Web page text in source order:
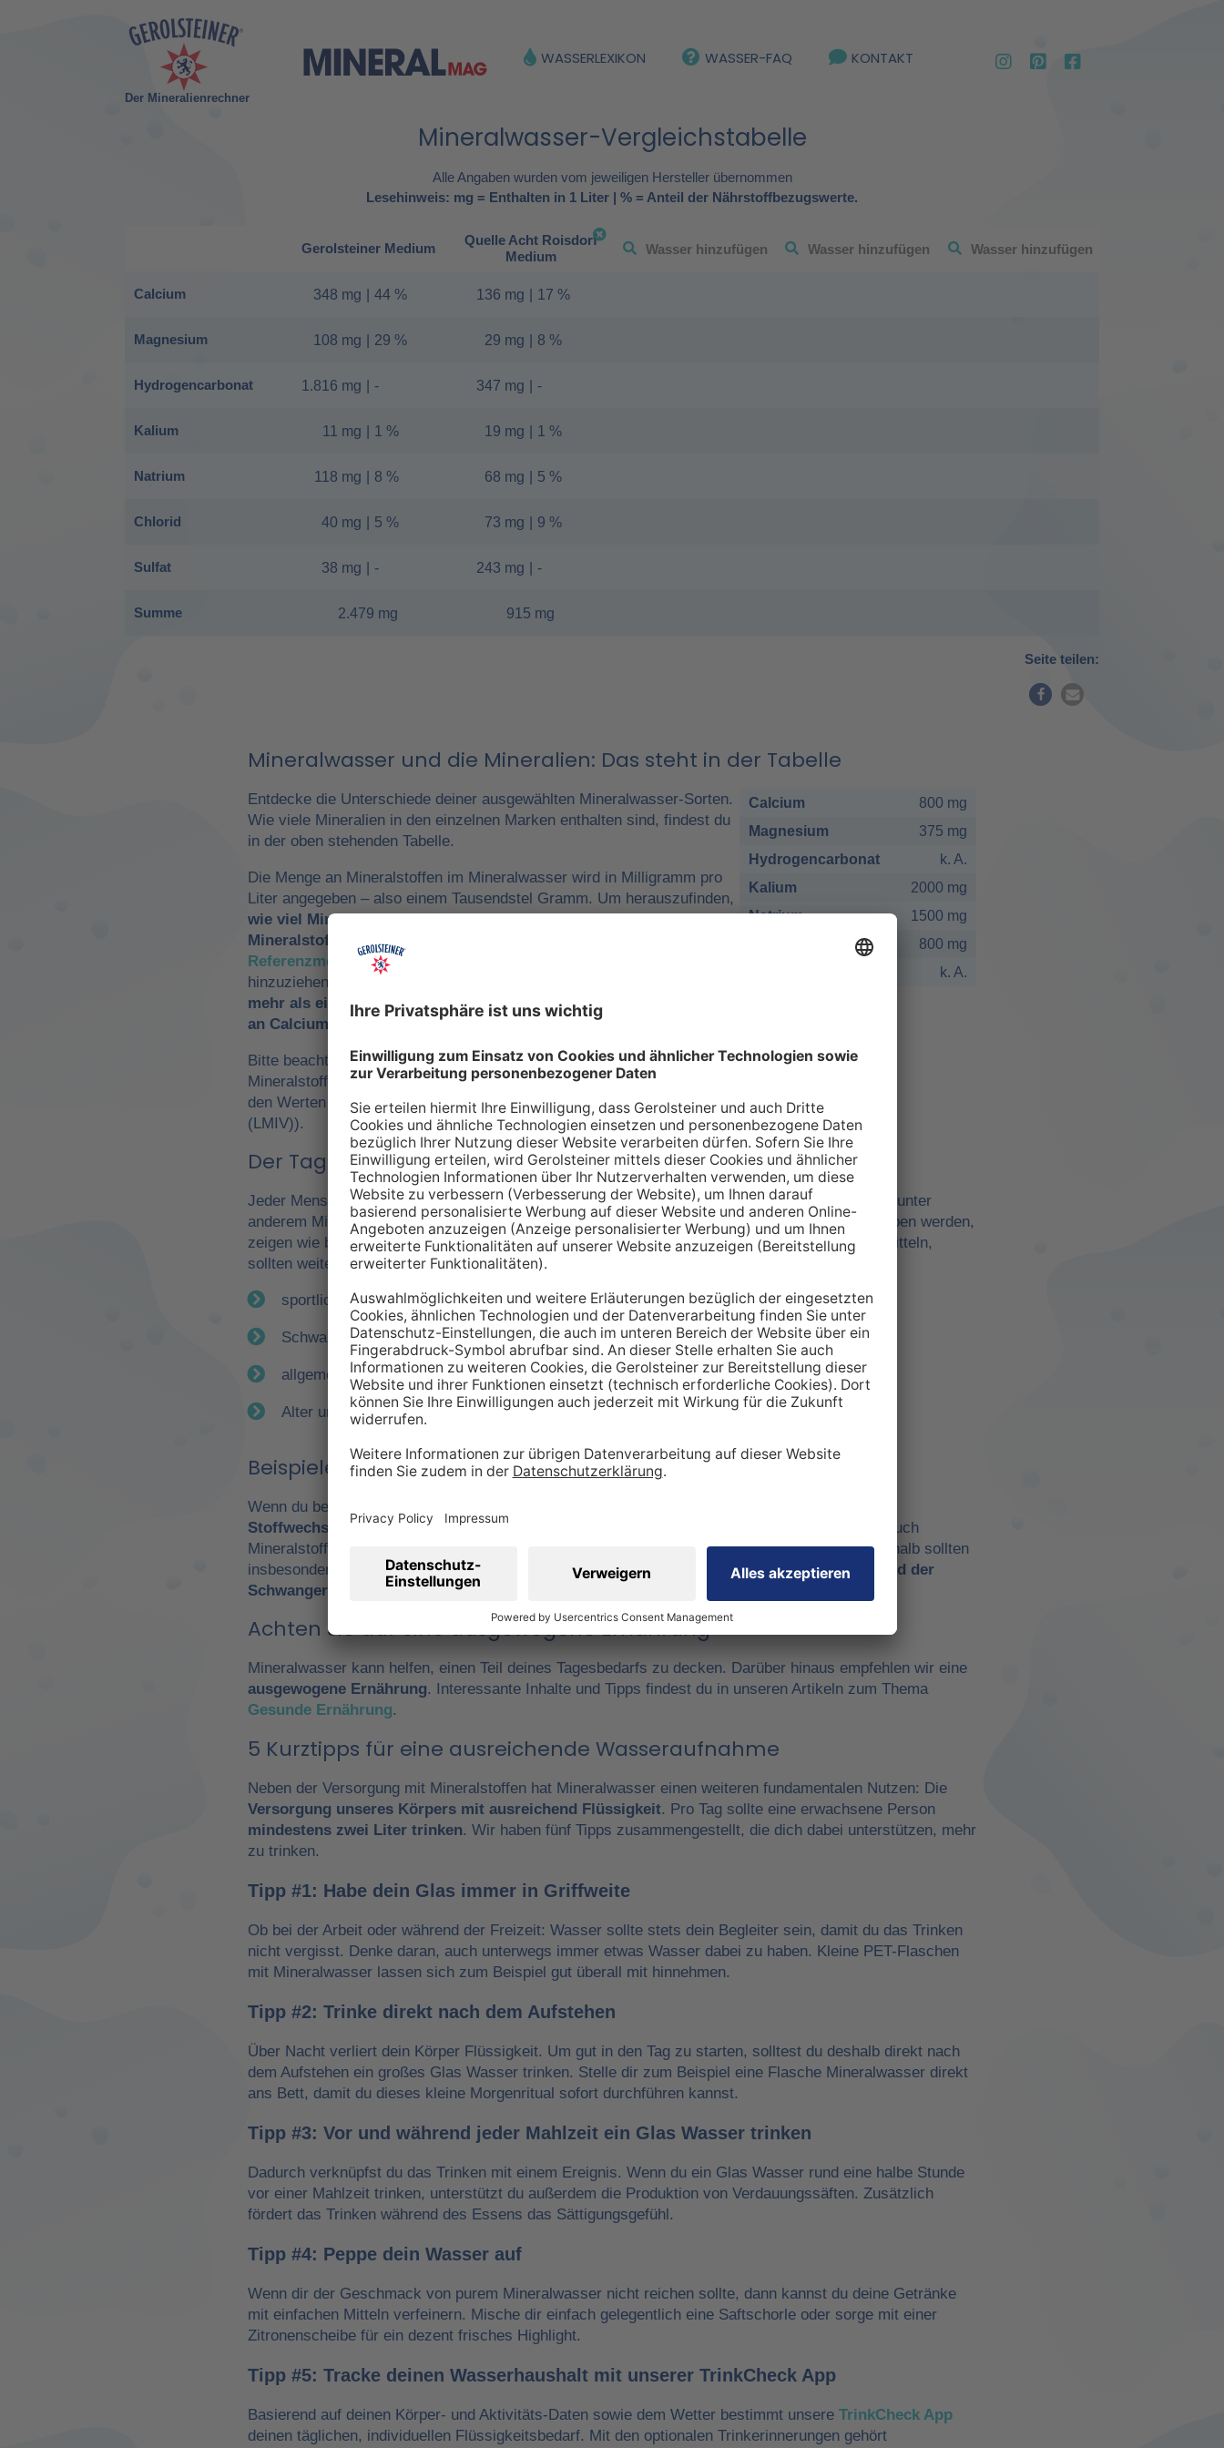
Der Mineralienrechner
WASSERLEXIKON WASSER-FAQ KONTAKT
Mineralwasser-Vergleichstabelle
Alle Angaben wurden vom jeweiligen Hersteller übernommen
Lesehinweis: mg = Enthalten in 1 Liter | % = Anteil der Nährstoffbezugswerte.
Calcium
Magnesium
Hydrogencarbonat
Kalium
Natrium
Chlorid
Sulfat
Summe
Gerolsteiner Medium
348 mg 44 %
108 mg 29 %
1.816 mg -
11 mg 1 %
118 mg 8 %
40 mg 5 %
38 mg -
2.479 mg
Quelle Acht Roisdorf
Medium
136 mg 17 %
29 mg 8 %
347 mg -
19 mg 1 %
68 mg 5 %
73 mg 9 %
243 mg -
915 mg
Seite teilen:
Mineralwasser und die Mineralien: Das steht in der Tabelle
Entdecke die Unterschiede deiner ausgewählten Mineralwasser-Sorten.
Wie viele Mineralien in den einzelnen Marken enthalten sind, findest du
in der oben stehenden Tabelle.
Die Menge an Mineralstoffen im Mineralwasser wird in Milligramm pro
Liter angegeben – also einem Tausendstel Gramm. Um herauszufinden,
wie viel Mineralwasser man für eine ausreichende
Mineralstoffzufuhrzu sich nehmen muss, kann man die
Referenzmengen für die tägliche Zufuhr von Mineralstoffen
hinzuziehen. So würde zum Beispiel
mehr als ein Drittel des empfohlenen Nährstoffbezugwerts (NRV)
an Calcium und Magnesium
Bitte beachte, dass es sich bei den Angaben in der Tabelle zu den
Mineralstoffen um Referenzwertehandelt. Wir orientieren uns dabei an
den Werten der Europäischen Union (EU-Verordnung Nr. 1169/2011
(LMIV)).
Calcium
800 mg
Magnesium
375 mg
Hydrogencarbonat
k. A.
Kalium
2000 mg
Natrium
1500 mg
800 mg
k. A.
Der Tagesbedarf an Mineralien – so individuell wie Sie selbst
Jeder Mensch hat einen individuellen Bedarf an Mineralstoffen, der über verschiedene Quellen, unter
anderem Mineralwasser, gedeckt werden kann. Die Inhaltsstoffe, die in unserer Tabelle angegeben werden,
zeigen wie bereits erwähnt lediglich einen Richtwert. Um den tatsächlichen Tagesbedarf zu ermitteln,
sollten weitere Faktoren miteinbezogen werden:
sportliche Betätigung
Schwangerschaft
allgemeiner Gesundheitszustand
Alter und Geschlecht
Beispiele für einen Mehrbedarf an Mineralstoffen
Wenn du beispielsweise viel
Stoffwechsel
. Daraus ergibt sich ein höherer Bedarf an Nährstoffen wie Vitaminen aber eben auch
Mineralstoffen. Gerade Natrium, Calcium oder Magnesium sind in diesem Kontext wichtig. Deshalb sollten
insbesondere Leistungssportler auf eine ausreichende Zufuhr achtgeben. Ebenso ist eswährend der
Schwangerschaft
wichtig, den veränderten Bedarf zu berücksichtigen.
Achten Sie auf eine ausgewogene Ernährung
Mineralwasser kann helfen, einen Teil deines Tagesbedarfs zu decken. Darüber hinaus empfehlen wir eine
ausgewogene Ernährung. Interessante Inhalte und Tipps findest du in unseren Artikeln zum Thema
Gesunde Ernährung.
5 Kurztipps für eine ausreichende Wasseraufnahme
Neben der Versorgung mit Mineralstoffen hat Mineralwasser einen weiteren fundamentalen Nutzen: Die
Versorgung unseres Körpers mit ausreichend Flüssigkeit. Pro Tag sollte eine erwachsene Person
mindestens zwei Liter trinken. Wir haben fünf Tipps zusammengestellt, die dich dabei unterstützen, mehr
zu trinken.
Tipp #1: Habe dein Glas immer in Griffweite
Ob bei der Arbeit oder während der Freizeit: Wasser sollte stets dein Begleiter sein, damit du das Trinken
nicht vergisst. Denke daran, auch unterwegs immer etwas Wasser dabei zu haben. Kleine PET-Flaschen
mit Mineralwasser lassen sich zum Beispiel gut überall mit hinnehmen.
Tipp #2: Trinke direkt nach dem Aufstehen
Über Nacht verliert dein Körper Flüssigkeit. Um gut in den Tag zu starten, solltest du deshalb direkt nach
dem Aufstehen ein großes Glas Wasser trinken. Stelle dir zum Beispiel eine Flasche Mineralwasser direkt
ans Bett, damit du dieses kleine Morgenritual sofort durchführen kannst.
Tipp #3: Vor und während jeder Mahlzeit ein Glas Wasser trinken
Dadurch verknüpfst du das Trinken mit einem Ereignis. Wenn du ein Glas Wasser rund eine halbe Stunde
vor einer Mahlzeit trinken, unterstützt du außerdem die Produktion von Verdauungssäften. Zusätzlich
fördert das Trinken während des Essens das Sättigungsgefühl.
Tipp #4: Peppe dein Wasser auf
Wenn dir der Geschmack von purem Mineralwasser nicht reichen sollte, dann kannst du deine Getränke
mit einfachen Mitteln verfeinern. Mische dir einfach gelegentlich eine Saftschorle oder sorge mit einer
Zitronenscheibe für ein dezent frisches Highlight.
Tipp #5: Tracke deinen Wasserhaushalt mit unserer TrinkCheck App
Basierend auf deinen Körper- und Aktivitäts-Daten sowie dem Wetter bestimmt unsere TrinkCheck App
deinen täglichen, individuellen Flüssigkeitsbedarf. Mit den optionalen Trinkerinnerungen gehört